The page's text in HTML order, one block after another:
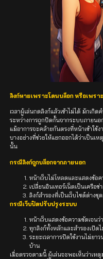
ลิงก์หายเพราะโดนบล็อก หรือเพรา
เวลาผู้เล่นกดลิงก์แล้วเข้าไม่ได้ มักเ
ระหว่างการถูกปิดกั้นจากระบบภายนอ
แม้อาการจะคล้ายกันตรงที่หน้าเข้าใ
บางอย่างที่ช่วยให้แยกออกได้ว่าเป็นเ
นั้น
กรณีลิงก์ถูกบล็อกจากภายนอก
หน้าเว็บไม่โหลดและแสดงข้อ
เปลี่ยนอินเทอร์เน็ตเป็นเครือ
ลิงก์สำรองที่เป็นเว็บไซต์ต่างชุ
กรณีเว็บปิดปรับปรุงระบบ
หน้าเว็บแสดงข้อความชัดเจนว่
ทุกลิงก์ทั้งหลักและสำรองเปิด
ระยะเวลาการปิดใช้งานไม่ยา
บ้าน
เมื่อตรวจตามนี้ ผู้เล่นจะพอเห็นว่าเห